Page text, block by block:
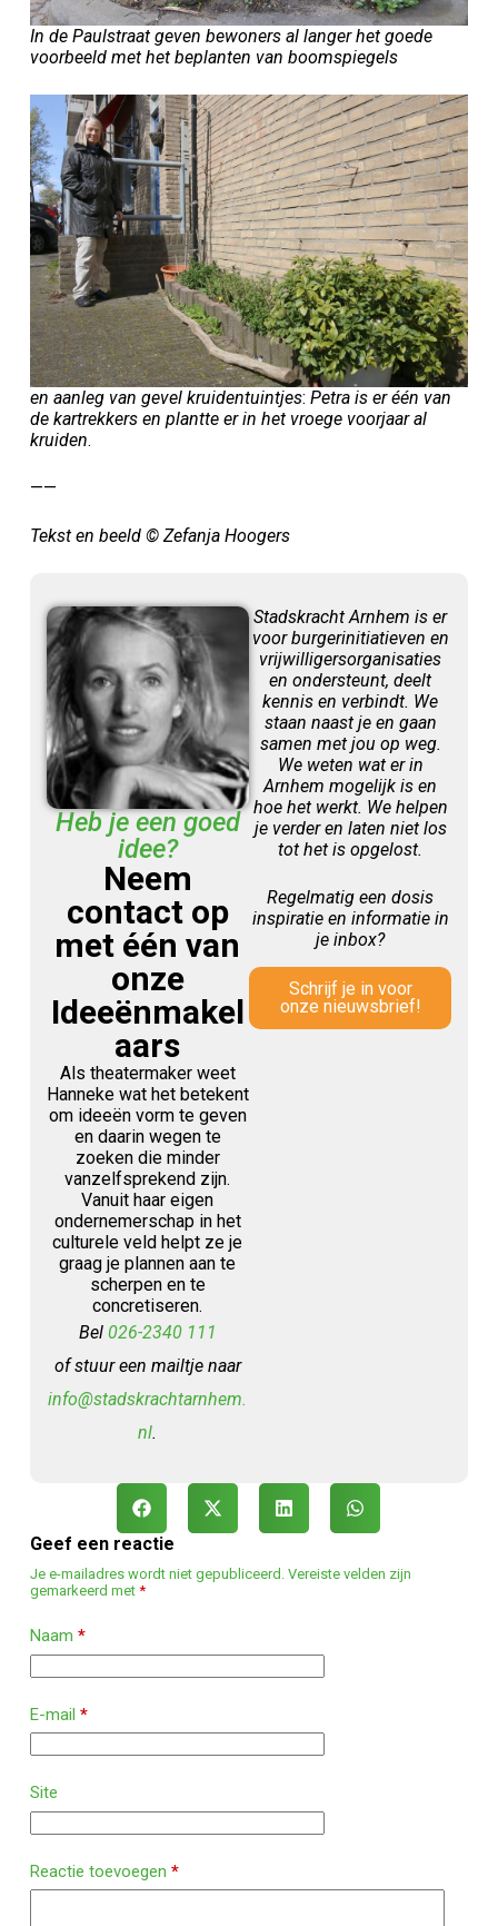
In de Paulstraat geven bewoners al langer het goede
voorbeeld met het beplanten van boomspiegels
en aanleg van gevel kruidentuintjes: Petra is er één van
de kartrekkers en plantte er in het vroege voorjaar al
kruiden.
——
Tekst en beeld © Zefanja Hoogers
Heb je een goed
idee?
Neem
contact op
met één van
onze
Ideeënmakel
aars
Als theatermaker weet
Hanneke wat het betekent
om ideeën vorm te geven
en daarin wegen te
zoeken die minder
vanzelfsprekend zijn.
Vanuit haar eigen
ondernemerschap in het
culturele veld helpt ze je
graag je plannen aan te
scherpen en te
concretiseren.
Bel 026-2340 111
of stuur een mailtje naar
info@stadskrachtarnhem.
nl.
Stadskracht Arnhem is er
voor burgerinitiatieven en
vrijwilligersorganisaties
en ondersteunt, deelt
kennis en verbindt. We
staan naast je en gaan
samen met jou op weg.
We weten wat er in
Arnhem mogelijk is en
hoe het werkt. We helpen
je verder en laten niet los
tot het is opgelost.
Regelmatig een dosis
inspiratie en informatie in
je inbox?
Schrijf je in voor
onze nieuwsbrief!
Geef een reactie
Je e-mailadres wordt niet gepubliceerd. Vereiste velden zijn
gemarkeerd met *
Naam *
E-mail *
Site
Reactie toevoegen *